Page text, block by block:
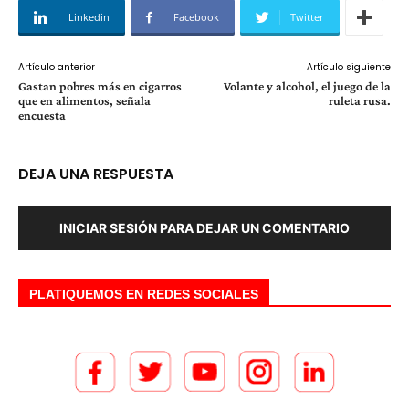
Linkedin Facebook Twitter
Artículo anterior
Gastan pobres más en cigarros
que en alimentos, señala
encuesta
Artículo siguiente
Volante y alcohol, el juego de la
ruleta rusa.
DEJA UNA RESPUESTA
INICIAR SESIÓN PARA DEJAR UN COMENTARIO
PLATIQUEMOS EN REDES SOCIALES